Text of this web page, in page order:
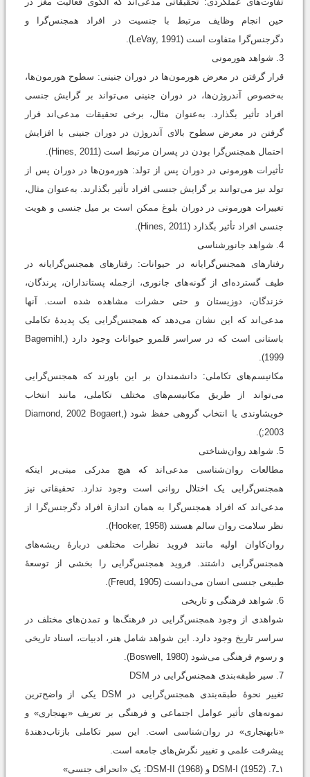
حین انجام وظایف مرتبط با جنسیت در افراد همجنس‌گرا و
دگرجنس‌گرا متفاوت است (LeVay, 1991).
3. شواهد هورمونی
قرار گرفتن در معرض هورمون‌ها در دوران جنینی: سطوح هورمون‌ها،
به‌خصوص آندروژن‌ها، در دوران جنینی می‌تواند بر گرایش جنسی
افراد تأثیر بگذارد. به‌عنوان ‌مثال، برخی تحقیقات مدعی‌اند قرار
گرفتن در معرض سطوح بالای آندروژن در دوران جنینی با افزایش
احتمال همجنس‌گرا بودن در پسران مرتبط است (Hines, 2011).
تأثیرات هورمونی در دوران پس از تولد: هورمون‌ها در دوران پس از
تولد نیز می‌توانند بر گرایش جنسی افراد تأثیر بگذارند. به‌عنوان ‌مثال،
تغییرات هورمونی در دوران بلوغ ممکن است بر میل جنسی و هویت
جنسی افراد تأثیر بگذارد (Hines, 2011).
4. شواهد جانورشناسی
رفتارهای همجنس‌گرایانه در حیوانات: رفتارهای همجنس‌گرایانه در
طیف گسترده‌ای از گونه‌های جانوری، ازجمله پستانداران، پرندگان،
خزندگان، دوزیستان و حتی حشرات مشاهده شده است. آنها
مدعی‌اند که این نشان می‌دهد که همجنس‌گرایی یک پدیدۀ تکاملی
باستانی است که در سراسر قلمرو حیوانات وجود دارد (Bagemihl,
1999).
مکانیسم‌های تکاملی: دانشمندان بر این باورند که همجنس‌گرایی
می‌تواند از طریق مکانیسم‌های مختلف تکاملی، مانند انتخاب
خویشاوندی یا انتخاب گروهی حفظ شود (Diamond, 2002 Bogaert,
2003;).
5. شواهد روان‌شناختی
مطالعات روان‌شناسی مدعی‌اند که هیچ مدرکی مبنی‌بر اینکه
همجنس‌گرایی یک اختلال روانی است وجود ندارد. تحقیقاتی نیز
مدعی‌اند که افراد همجنس‌گرا به همان اندازة افراد دگرجنس‌گرا از
نظر سلامت روان سالم هستند (Hooker, 1958).
روان‌کاوان اولیه مانند فروید نظرات مختلفی دربارۀ ریشه‌های
همجنس‌گرایی داشتند. فروید همجنس‌گرایی را بخشی از توسعۀ
طبیعی جنسی انسان می‌دانست (Freud, 1905).
6. شواهد فرهنگی و تاریخی
شواهدی از وجود همجنس‌گرایی در فرهنگ‌ها و تمدن‌های مختلف در
سراسر تاریخ وجود دارد. این شواهد شامل هنر، ادبیات، اسناد تاریخی
و رسوم فرهنگی می‌شود (Boswell, 1980).
7. سیر طبقه‌بندی همجنس‌گرایی در DSM
تغییر نحوۀ طبقه‌بندی همجنس‌گرایی در DSM یکی از واضح‌ترین
نمونه‌های تأثیر عوامل اجتماعی و فرهنگی بر تعریف «بهنجاری» و
«نابهنجاری» در روان‌شناسی است. این سیر تکاملی بازتاب‌دهندۀ
پیشرفت علمی و تغییر نگرش‌های جامعه است.
۱ـ7. DSM-I (1952) و DSM-II (1968): یک «انحراف جنسی»